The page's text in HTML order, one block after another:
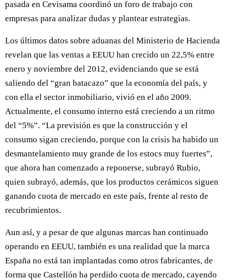
pasada en Cevisama coordinó un foro de trabajo con
empresas para analizar dudas y plantear estrategias.
Los últimos datos sobre aduanas del Ministerio de Hacienda
revelan que las ventas a EEUU han crecido un 22,5% entre
enero y noviembre del 2012, evidenciando que se está
saliendo del “gran batacazo” que la economía del país, y
con ella el sector inmobiliario, vivió en el año 2009.
Actualmente, el consumo interno está creciendo a un ritmo
del “5%”. “La previsión es que la construcción y el
consumo sigan creciendo, porque con la crisis ha habido un
desmantelamiento muy grande de los estocs muy fuertes”,
que ahora han comenzado a reponerse, subrayó Rubio,
quien subrayó, además, que los productos cerámicos siguen
ganando cuota de mercado en este país, frente al resto de
recubrimientos.
Aun así, y a pesar de que algunas marcas han continuado
operando en EEUU, también es una realidad que la marca
España no está tan implantadas como otros fabricantes, de
forma que Castellón ha perdido cuota de mercado, cayendo